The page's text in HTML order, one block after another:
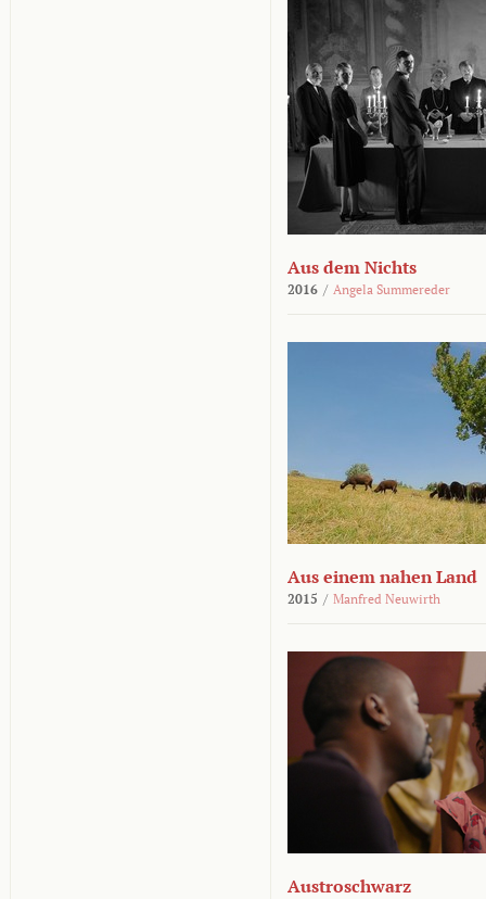
Aus dem Nichts
2016 / Angela Summereder
Aus einem nahen Land
2015 / Manfred Neuwirth
Austroschwarz